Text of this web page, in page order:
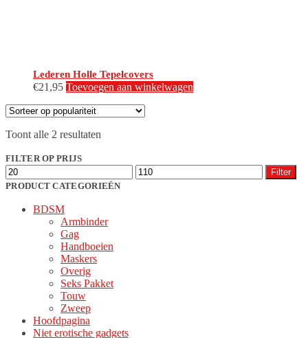
Lederen Holle Tepelcovers
€21,95 Toevoegen aan winkelwagen
Toont alle 2 resultaten
FILTER OP PRIJS
Min.
prijs
Max.
prijs
Filter
PRODUCT CATEGORIEËN
BDSM
Armbinder
Gag
Handboeien
Maskers
Overig
Seks Pakket
Touw
Zweep
Hoofdpagina
Niet erotische gadgets